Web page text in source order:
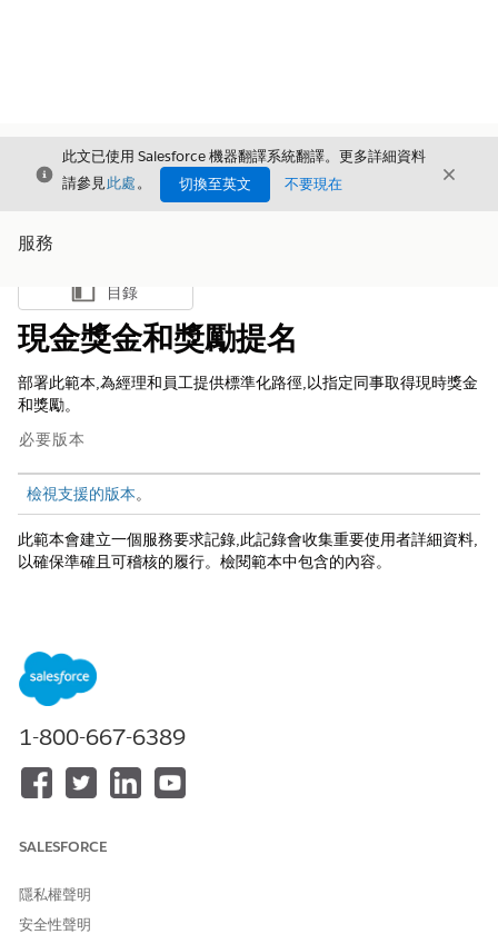
結束
此文已使用 Salesforce 機器翻譯系統翻譯。更多詳細資料
請參見此處。 切換至英文 不要現在 結束
服務
顯示目錄
目錄
現金獎金和獎勵提名
部署此範本,為經理和員工提供標準化路徑,以指定同事取得現時獎金
和獎勵。
必要版本
檢視支援的版本。
此範本會建立一個服務要求記錄,此記錄會收集重要使用者詳細資料,
以確保準確且可稽核的履行。檢閱範本中包含的內容。
提名者、獎金金額、個案來源。
合。您可以在 Flow Builder 中進一步管理自訂工作流程。
1-800-667-6389
SALESFORCE
隱私權聲明
安全性聲明